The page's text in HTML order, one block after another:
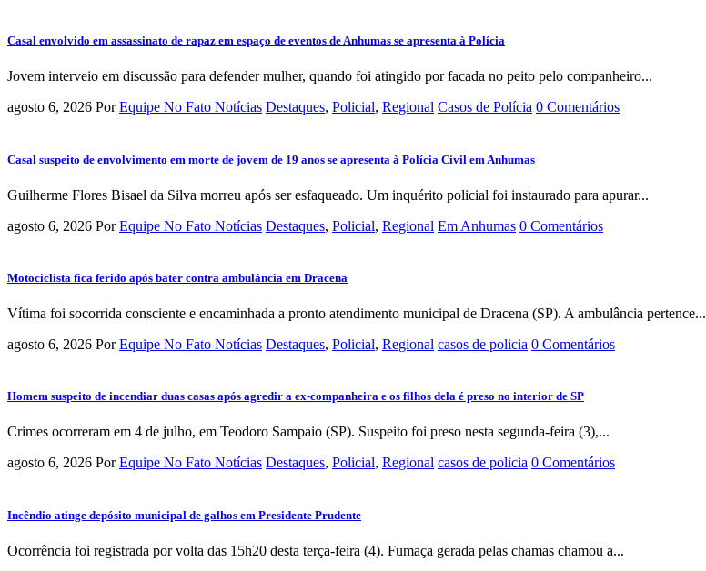
Casal envolvido em assassinato de rapaz em espaço de eventos de Anhumas se apresenta à Polícia
Jovem interveio em discussão para defender mulher, quando foi atingido por facada no peito pelo companheiro...
agosto 6, 2026 Por Equipe No Fato Notícias Destaques, Policial, Regional Casos de Polícia 0 Comentários
Casal suspeito de envolvimento em morte de jovem de 19 anos se apresenta à Polícia Civil em Anhumas
Guilherme Flores Bisael da Silva morreu após ser esfaqueado. Um inquérito policial foi instaurado para apurar...
agosto 6, 2026 Por Equipe No Fato Notícias Destaques, Policial, Regional Em Anhumas 0 Comentários
Motociclista fica ferido após bater contra ambulância em Dracena
Vítima foi socorrida consciente e encaminhada a pronto atendimento municipal de Dracena (SP). A ambulância pertence...
agosto 6, 2026 Por Equipe No Fato Notícias Destaques, Policial, Regional casos de policia 0 Comentários
Homem suspeito de incendiar duas casas após agredir a ex-companheira e os filhos dela é preso no interior de SP
Crimes ocorreram em 4 de julho, em Teodoro Sampaio (SP). Suspeito foi preso nesta segunda-feira (3),...
agosto 6, 2026 Por Equipe No Fato Notícias Destaques, Policial, Regional casos de policia 0 Comentários
Incêndio atinge depósito municipal de galhos em Presidente Prudente
Ocorrência foi registrada por volta das 15h20 desta terça-feira (4). Fumaça gerada pelas chamas chamou a...